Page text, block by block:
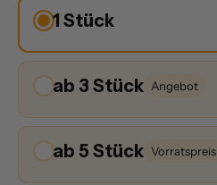
1 Stück
ab 3 Stück Angebot
ab 5 Stück Vorratspreis